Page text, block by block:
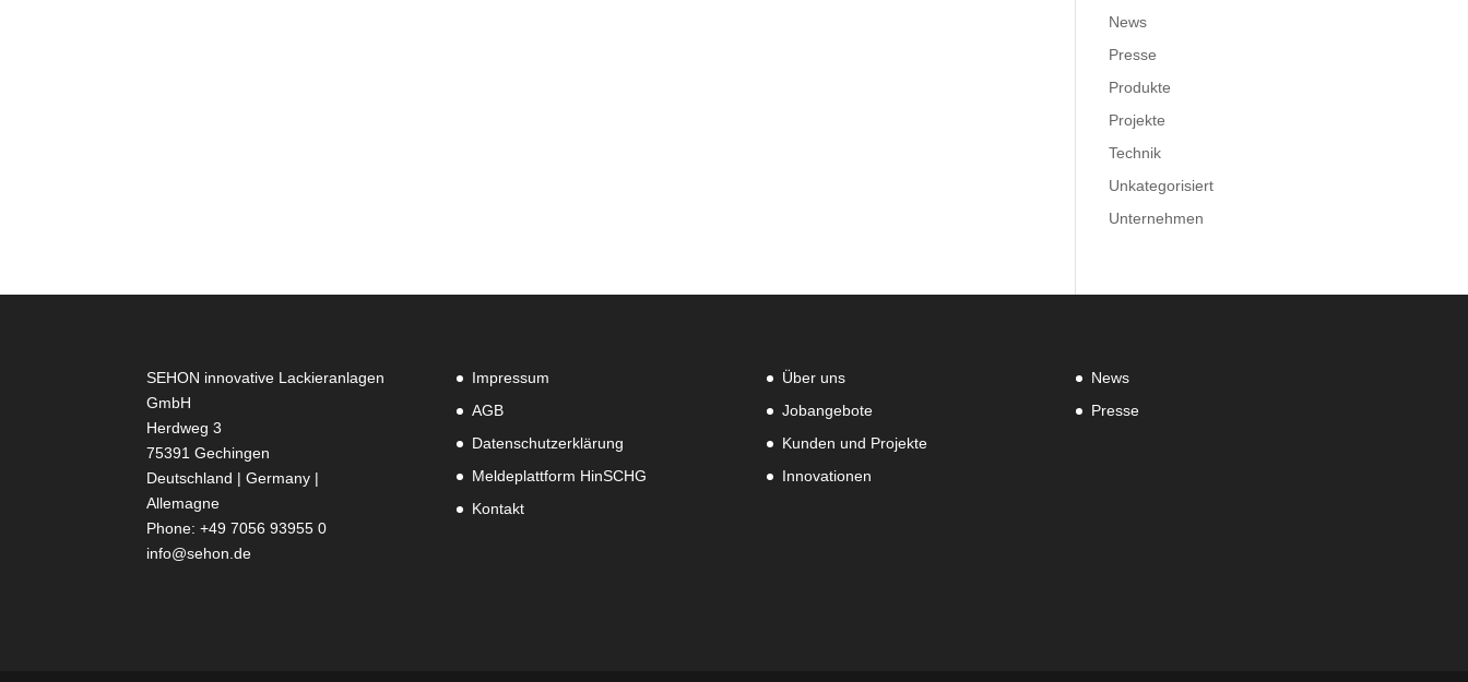
News
Presse
Produkte
Projekte
Technik
Unkategorisiert
Unternehmen
SEHON innovative Lackieranlagen
GmbH
Herdweg 3
75391 Gechingen
Deutschland | Germany |
Allemagne
Phone: +49 7056 93955 0
info@sehon.de
Impressum
AGB
Datenschutzerklärung
Meldeplattform HinSCHG
Kontakt
Über uns
Jobangebote
Kunden und Projekte
Innovationen
News
Presse